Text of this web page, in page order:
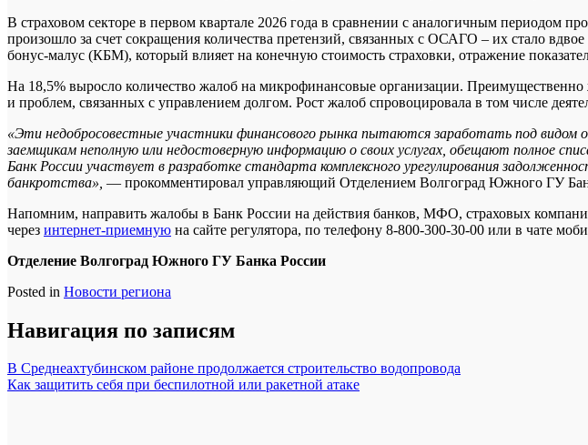
В страховом секторе в первом квартале 2026 года в сравнении с аналогичным периодом
произошло за счет сокращения количества претензий, связанных с ОСАГО – их стало
бонус-малус (КБМ), который влияет на конечную стоимость страховки, отражение
На 18,5% выросло количество жалоб на микрофинансовые организации. Преимущественно
и проблем, связанных с управлением долгом. Рост жалоб спровоцировала в том числе
«Эти недобросовестные участники финансового рынка пытаются заработать под
заемщикам неполную или недостоверную информацию о своих услугах, обещают полное
Банк России участвует в разработке стандарта комплексного урегулирования
банкротства», — прокомментировал управляющий Отделением Волгоград Южного ГУ
Напомним, направить жалобы в Банк России на действия банков, МФО, страховых
через интернет‑приемную на сайте регулятора, по телефону 8-800-300-30-00 или в чате
Отделение Волгоград Южного ГУ Банка России
Posted in Новости региона
Навигация по записям
В Среднеахтубинском районе продолжается строительство водопровода
Как защитить себя при беспилотной или ракетной атаке